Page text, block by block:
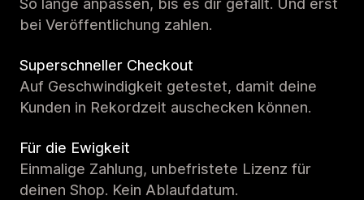
So lange anpassen, bis es dir gefällt. Und erst
bei Veröffentlichung zahlen.
Superschneller Checkout
Auf Geschwindigkeit getestet, damit deine
Kunden in Rekordzeit auschecken können.
Für die Ewigkeit
Einmalige Zahlung, unbefristete Lizenz für
deinen Shop. Kein Ablaufdatum.